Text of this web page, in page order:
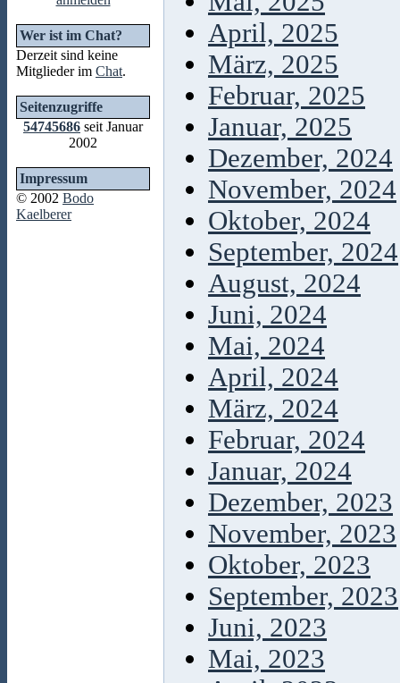
Wer ist im Chat?
Derzeit sind keine
Mitglieder im Chat.
Seitenzugriffe
54745686 seit Januar
2002
Impressum
© 2002 Bodo
Kaelberer
April, 2025
März, 2025
Februar, 2025
Januar, 2025
Dezember, 2024
November, 2024
Oktober, 2024
September, 2024
August, 2024
Juni, 2024
Mai, 2024
April, 2024
März, 2024
Februar, 2024
Januar, 2024
Dezember, 2023
November, 2023
Oktober, 2023
September, 2023
Juni, 2023
Mai, 2023